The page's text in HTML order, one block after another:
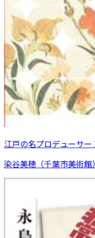
江戸の名プロデューサ
染谷美穂（千葉市美術